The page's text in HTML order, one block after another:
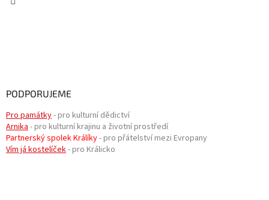
PODPORUJEME
Pro památky- pro kulturní dědictví
Arnika- pro kulturní krajinu a životní prostředí
Partnerský spolek Králíky- pro přátelství mezi Evropany
Vím já kostelíček- pro Králicko